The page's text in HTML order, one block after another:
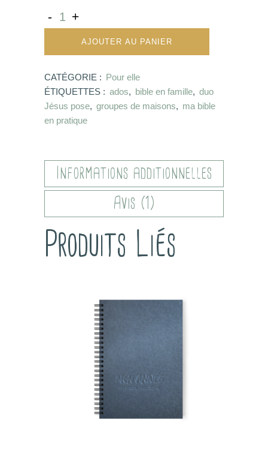
AJOUTER AU PANIER
CATÉGORIE : Pour elle
ÉTIQUETTES : ados, bible en famille, duo
Jésus pose, groupes de maisons, ma bible
en pratique
Informations additionnelles
Avis (1)
Produits Liés